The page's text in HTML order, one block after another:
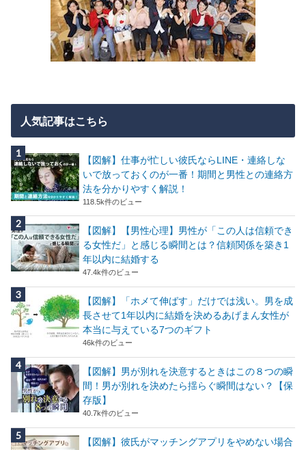
人気記事はこちら
【図解】仕事が忙しい彼氏ならLINE・連絡しな
いで放っておくのが一番！期間と男性との連絡方
法を分かりやすく解説！
118.5k件のビュー
【図解】【男性心理】男性が「この人は信頼でき
る女性だ」と感じる瞬間とは？信頼関係を築き1
年以内に結婚する
47.4k件のビュー
【図解】「ホメて伸ばす」だけでは浅い。男を成
長させて1年以内に結婚を決めるあげまん女性が
本当に与えている7つのギフト
46k件のビュー
【図解】男が別れを決意するときはこの８つの瞬
間！男が別れを決めたら揺らぐ瞬間はない？【保
存版】
40.7k件のビュー
【図解】彼氏がマッチングアプリをやめない場合